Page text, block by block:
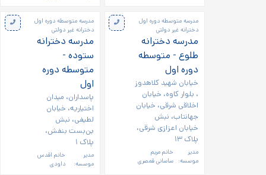
مدرسه متوسطه دوره اول
دخترانه غیر دولتی
مدرسه دخترانه
طلوع - متوسطه
دوره اول
خیابان شهید کلاهدوز
، بلوار کاوه، خیابان
اخلاقی شرقی، خیابان
جهانتاب، نبش
خیابان اعزازی شرقی،
پلاک ۱۳
مدیر
موسسه:
خانم مریم
ساسانی قمصری
مدرسه متوسطه دوره اول
دخترانه غیر دولتی
مدرسه دخترانه
ستوده -
متوسطه دوره
اول
پاسداران، میدان
اختیاریه، خیابان
لطیفی، نبش
بن‌بست بنفش،
پلاک ۱
مدیر
موسسه:
خانم اقدس
داودی